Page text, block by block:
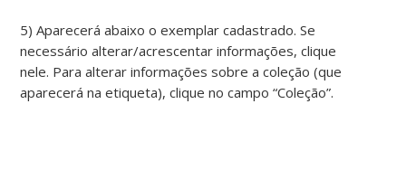
5) Aparecerá abaixo o exemplar cadastrado. Se
necessário alterar/acrescentar informações, clique
nele. Para alterar informações sobre a coleção (que
aparecerá na etiqueta), clique no campo “Coleção”.